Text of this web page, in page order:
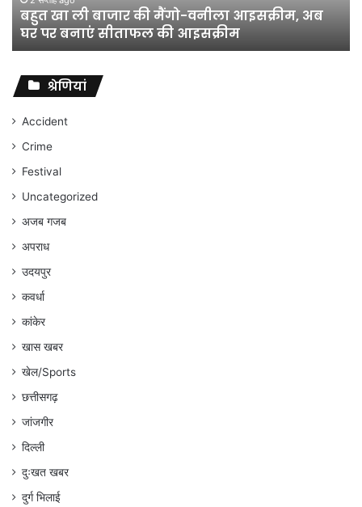
विभाग
विवादों
संघर्ष
जारी
रहेगा
अंकित
गौरहा
जिला शिक्षा अधिकारी का तबादला हुआ, लेकिन शिक्षा
विभाग के विवादों पर संघर्ष जारी रहेगा : अंकित गौरहा
श्रेणियां
Accident
Crime
Festival
Uncategorized
अजब गजब
अपराध
उदयपुर
कवर्धा
कांकेर
खास खबर
खेल/Sports
छत्तीसगढ़
जांजगीर
दिल्ली
दुःखत खबर
दुर्ग भिलाई